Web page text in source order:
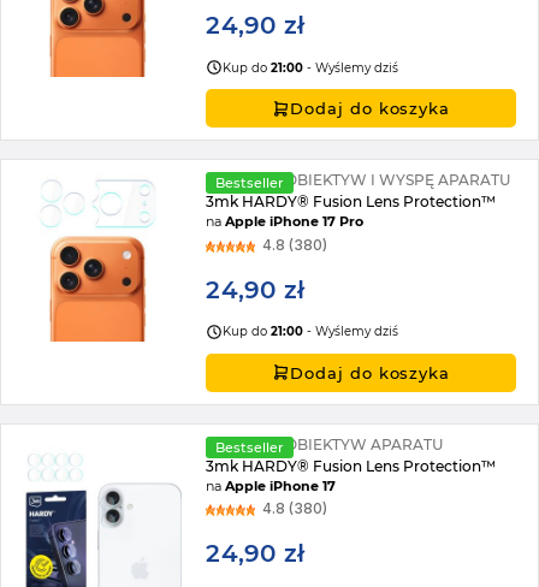
24,90 zł
Kup do21:00 - Wyślemy dziś
Dodaj do koszyka
Bestseller
SZKŁO NA OBIEKTYW I WYSPĘ APARATU
3mk HARDY® Fusion Lens Protection™
naApple iPhone 17 Pro
4.8 (380)
24,90 zł
Kup do21:00 - Wyślemy dziś
Dodaj do koszyka
Bestseller
SZKŁO NA OBIEKTYW APARATU
3mk HARDY® Fusion Lens Protection™
naApple iPhone 17
4.8 (380)
24,90 zł